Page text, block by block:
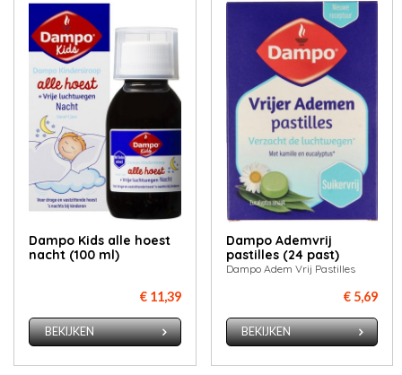
Dampo Kids alle hoest
nacht (100 ml)
€ 11,39
BEKIJKEN
Dampo Ademvrij
pastilles (24 past)
Dampo Adem Vrij Pastilles
€ 5,69
BEKIJKEN